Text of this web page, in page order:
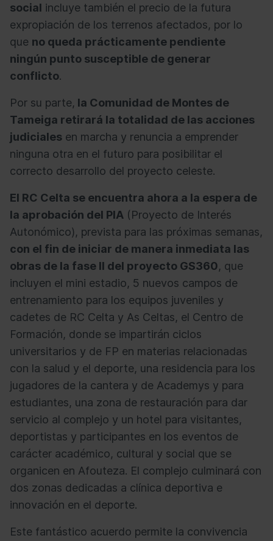
social incluye también el precio de la futura
expropiación de los terrenos afectados, por lo
que no queda prácticamente pendiente
ningún punto susceptible de generar
conflicto.
Por su parte, la Comunidad de Montes de
Tameiga retirará la totalidad de las acciones
judiciales en marcha y renuncia a emprender
ninguna otra en el futuro para posibilitar el
correcto desarrollo del proyecto celeste.
El RC Celta se encuentra ahora a la espera de
la aprobación del PIA (Proyecto de Interés
Autonómico), prevista para las próximas semanas,
con el fin de iniciar de manera inmediata las
obras de la fase II del proyecto GS360, que
incluyen el mini estadio, 5 nuevos campos de
entrenamiento para los equipos juveniles y
cadetes de RC Celta y As Celtas, el Centro de
Formación, donde se impartirán ciclos
universitarios y de FP en materias relacionadas
con la salud y el deporte, una residencia para los
jugadores de la cantera y de Academys y para
estudiantes, una zona de restauración para dar
servicio al complejo y un hotel para visitantes,
deportistas y participantes en los eventos de
carácter académico, cultural y social que se
organicen en Afouteza. El complejo culminará con
dos zonas dedicadas a clínica deportiva e
innovación en el deporte.
Este fantástico acuerdo permite la convivencia